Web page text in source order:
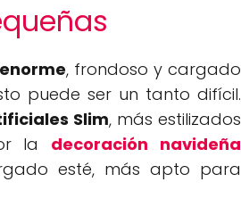
, frondoso y cargado
puede ser un tanto difícil.
Slim, más estilizados
la decoración navideña
esté, más apto para